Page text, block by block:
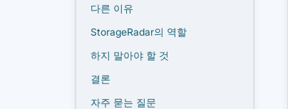
다른 이유
StorageRadar의 역할
하지 말아야 할 것
결론
자주 묻는 질문